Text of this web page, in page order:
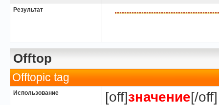
Результат
Offtop
Offtopic tag
Использование [off]значение[/off]